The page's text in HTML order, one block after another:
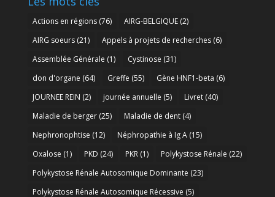
Actions en régions(76) AIRG-BELGIQUE(2)
AIRG soeurs(21) Appels à projets de recherches(6)
Assemblée Générale (1) Cystinose (31)
don d'organe (64) Greffe (55) Gène HNF1-beta (6)
JOURNEE REIN (2) journée annuelle (5) Livret(40)
Maladie de berger(25) Maladie de dent(4)
Nephronophtise (12) Néphropathie à Ig A(15)
Oxalose (1) PKD (24) PKR(1) Polykystose Rénale (22)
Polykystose Rénale Autosomique Dominante (23)
Polykystose Rénale Autosomique Récessive (5)